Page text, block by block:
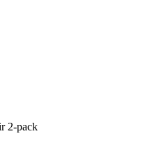
2-pack